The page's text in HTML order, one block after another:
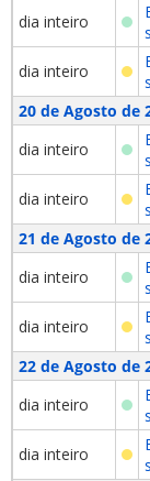
dia inteiro
dia inteiro
20 de Agosto de
dia inteiro
dia inteiro
21 de Agosto de
dia inteiro
dia inteiro
22 de Agosto de
dia inteiro
dia inteiro